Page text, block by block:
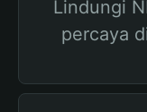
Lindungi
percaya